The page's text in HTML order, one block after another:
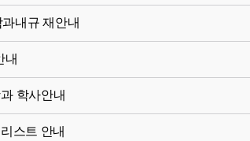
내규 재안내
내
학사안내
스트 안내